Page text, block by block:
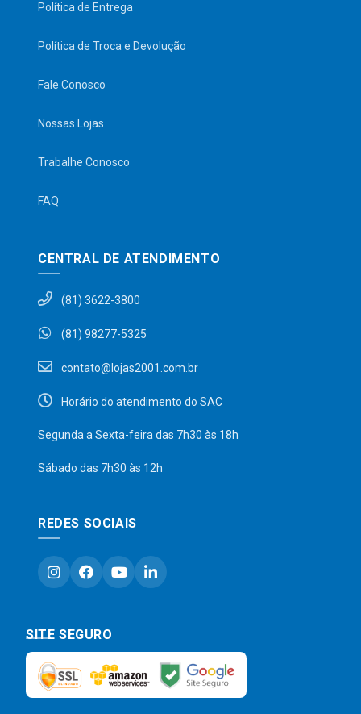
Política de Entrega
Política de Troca e Devolução
Fale Conosco
Nossas Lojas
Trabalhe Conosco
FAQ
CENTRAL DE ATENDIMENTO
(81) 3622-3800
(81) 98277-5325
contato@lojas2001.com.br
Horário do atendimento do SAC
Segunda a Sexta-feira das 7h30 às 18h
Sábado das 7h30 às 12h
REDES SOCIAIS
SITE SEGURO